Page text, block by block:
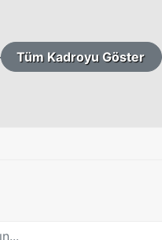
Tüm Kadroyu Göster